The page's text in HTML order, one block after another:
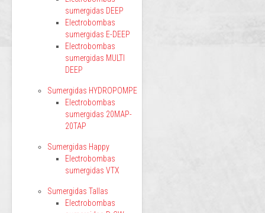
sumergidas DEEP
Electrobombas
sumergidas E-DEEP
Electrobombas
sumergidas MULTI
DEEP
Sumergidas HYDROPOMPE
Electrobombas
sumergidas 20MAP-
20TAP
Sumergidas Happy
Electrobombas
sumergidas VTX
Sumergidas Tallas
Electrobombas